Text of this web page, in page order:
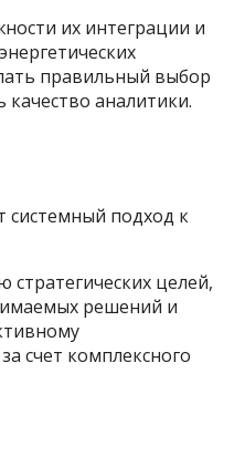
их интеграции и
правильный выбор
аналитики.
системный подход к
стратегических целей,
решений и
счет комплексного